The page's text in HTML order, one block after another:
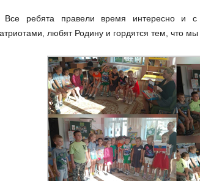
ребята правели время интересно и с
любят Родину и гордятся тем, что